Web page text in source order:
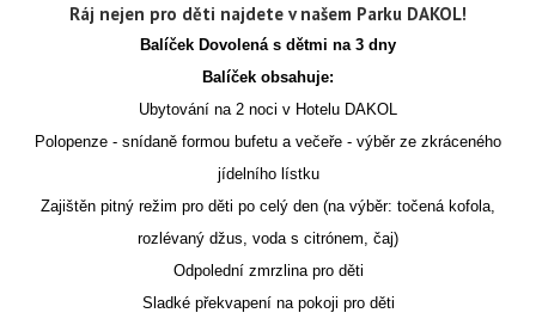
Ráj nejen pro děti najdete v našem Parku DAKOL!
Balíček Dovolená s dětmi na 3 dny
Balíček obsahuje:
Ubytování na 2 noci v Hotelu DAKOL
Polopenze - snídaně formou bufetu a večeře - výběr ze zkráceného
jídelního lístku
Zajištěn pitný režim pro děti po celý den (na výběr: točená kofola,
rozlévaný džus, voda s citrónem, čaj)
Odpolední zmrzlina pro děti
Sladké překvapení na pokoji pro děti